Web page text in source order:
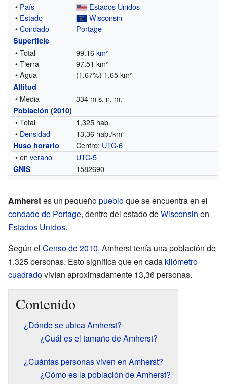
• País
Estados Unidos
• Estado
Wisconsin
•Condado Portage
Superficie
• Total 99.16km²
• Tierra
97.51 km²
• Agua
(1.67%) 1.65 km²
Altitud
• Media 334 m s. n. m.
Población (2010)
• Total
1,325 hab.
• Densidad 13,36 hab./km²
Huso horario Centro: UTC-6
• enverano UTC-5
GNIS 1582690
Amherstes un pequeñopuebloque se encuentra en el
condado de Portage, dentro del estado deWisconsin en
Estados Unidos.
Según el Censo de 2010, Amherst tenía una población de
1.325 personas. Esto significa que en cada kilómetro
cuadradovivían aproximadamente 13,36 personas.
Contenido
¿Dónde se ubica Amherst?
¿Cuál es el tamaño de Amherst?
¿Cuántas personas viven en Amherst?
¿Cómo es la población de Amherst?